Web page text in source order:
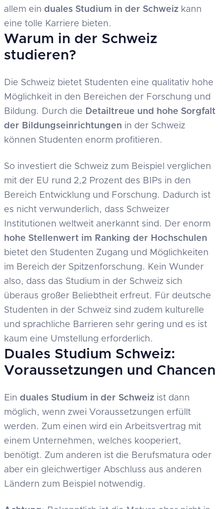
allem ein duales Studium in der Schweiz kann
eine tolle Karriere bieten.
Warum in der Schweiz
studieren?
Die Schweiz bietet Studenten eine qualitativ hohe
Möglichkeit in den Bereichen der Forschung und
Bildung. Durch die Detailtreue und hohe Sorgfalt
der Bildungseinrichtungen in der Schweiz
können Studenten enorm profitieren.
So investiert die Schweiz zum Beispiel verglichen
mit der EU rund 2,2 Prozent des BIPs in den
Bereich Entwicklung und Forschung. Dadurch ist
es nicht verwunderlich, dass Schweizer
Institutionen weltweit anerkannt sind. Der enorm
hohe Stellenwert im Ranking der Hochschulen
bietet den Studenten Zugang und Möglichkeiten
im Bereich der Spitzenforschung. Kein Wunder
also, dass das Studium in der Schweiz sich
überaus großer Beliebtheit erfreut. Für deutsche
Studenten in der Schweiz sind zudem kulturelle
und sprachliche Barrieren sehr gering und es ist
kaum eine Umstellung erforderlich.
Duales Studium Schweiz:
Voraussetzungen und Chancen
Ein duales Studium in der Schweiz ist dann
möglich, wenn zwei Voraussetzungen erfüllt
werden. Zum einen wird ein Arbeitsvertrag mit
einem Unternehmen, welches kooperiert,
benötigt. Zum anderen ist die Berufsmatura oder
aber ein gleichwertiger Abschluss aus anderen
Ländern zum Beispiel notwendig.